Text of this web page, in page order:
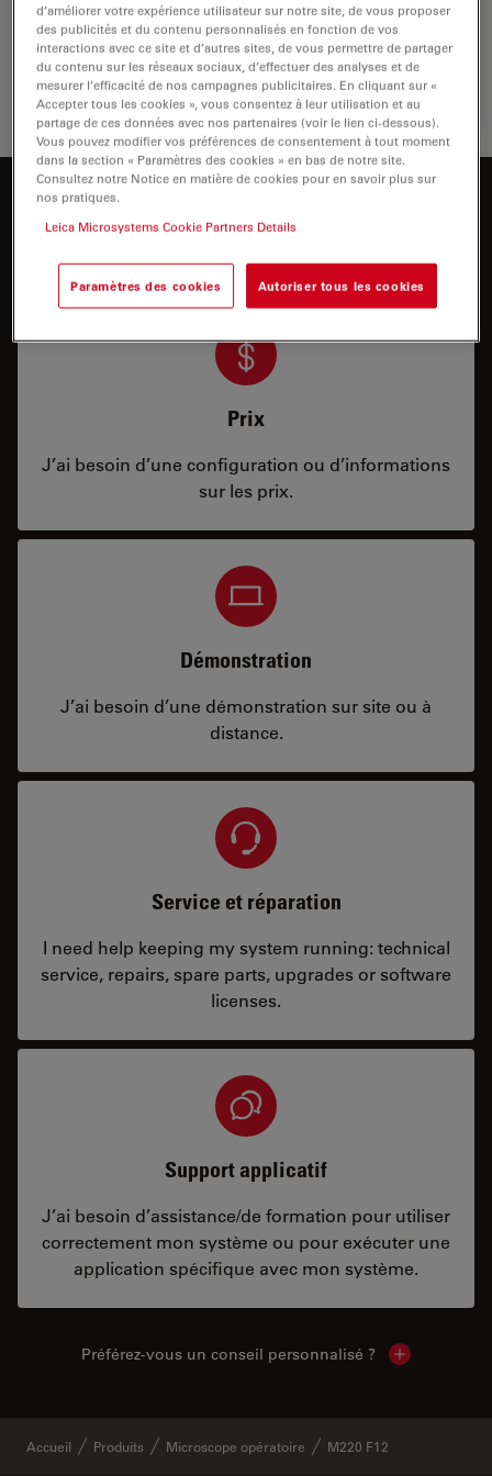
l'éclairage, aidant les chirurgiens à réaliser des
chirurgies avec une précision supérieure et à…
Vous souhaitez en savoir plus ?
Parlez à nos experts.
Prix
J’ai besoin d’une configuration ou d’informations
sur les prix.
Démonstration
J’ai besoin d’une démonstration sur site ou à
distance.
Service et réparation
I need help keeping my system running: technical
service, repairs, spare parts, upgrades or software
licenses.
Support applicatif
J’ai besoin d’assistance/de formation pour utiliser
correctement mon système ou pour exécuter une
application spécifique avec mon système.
Préférez-vous un conseil personnalisé ? Show local
Accueil Produits Microscope opératoire M220 F12
d’améliorer votre expérience utilisateur sur notre site, de vous proposer
des publicités et du contenu personnalisés en fonction de vos
interactions avec ce site et d’autres sites, de vous permettre de partager
du contenu sur les réseaux sociaux, d’effectuer des analyses et de
mesurer l’efficacité de nos campagnes publicitaires. En cliquant sur «
Accepter tous les cookies », vous consentez à leur utilisation et au
partage de ces données avec nos partenaires (voir le lien ci-dessous).
Vous pouvez modifier vos préférences de consentement à tout moment
dans la section « Paramètres des cookies » en bas de notre site.
Consultez notre Notice en matière de cookies pour en savoir plus sur
nos pratiques.
Leica Microsystems Cookie Partners Details
Paramètres des cookies Autoriser tous les cookies